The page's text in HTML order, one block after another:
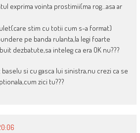
exprima vointa prostimii(ma rog…asa ar
stim cu totii cum s-a format)
pe banda rulanta,la legi foarte
dezbatute,sa inteleg ca era OK nu???
si cu gasca lui sinistra,nu crezi ca se
zici tu???